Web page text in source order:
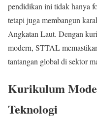
pendidikan ini tidak hanya
tetapi juga membangun
Angkatan Laut. Dengan
modern, STTAL
tantangan global di sektor
Kurikulum
Teknologi